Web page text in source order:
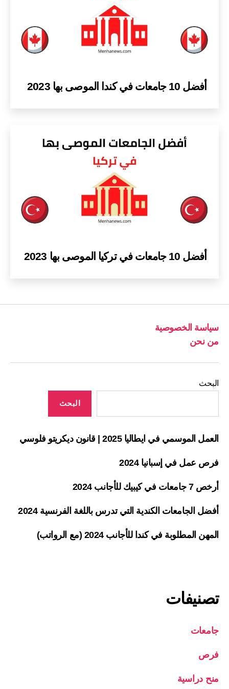
أفضل 10 جامعات في كندا الموصى بها 2023
أفضل 10 جامعات في تركيا الموصى بها 2023
سياسة الخصوصية
من نحن
البحث
البحث
العمل الموسمي في ايطاليا 2025 | قانون ديكريتو فلوسي
فرص عمل في إسبانيا 2024
أرخص 7 جامعات في كيبيك للأجانب 2024
أفضل الجامعات الكندية التي تدرس باللغة الفرنسية 2024
المهن المطلوبة في كندا للأجانب 2024 (مع الرواتب)
تصنيفات
جامعات
فرص
منح دراسية